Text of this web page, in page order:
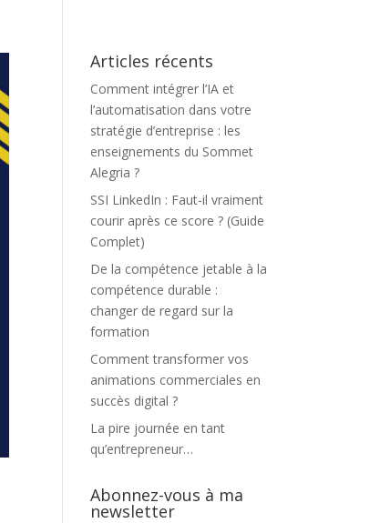
Articles récents
Comment intégrer l’IA et
l’automatisation dans votre
stratégie d’entreprise : les
enseignements du Sommet
Alegria ?
SSI LinkedIn : Faut-il vraiment
courir après ce score ? (Guide
Complet)
De la compétence jetable à la
compétence durable :
changer de regard sur la
formation
Comment transformer vos
animations commerciales en
succès digital ?
La pire journée en tant
qu’entrepreneur…
Abonnez-vous à ma
newsletter